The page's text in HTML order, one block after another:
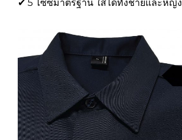
✔ 5 ไซซ์มาตรฐาน ใส่ได้ทั้งชายและหญิง